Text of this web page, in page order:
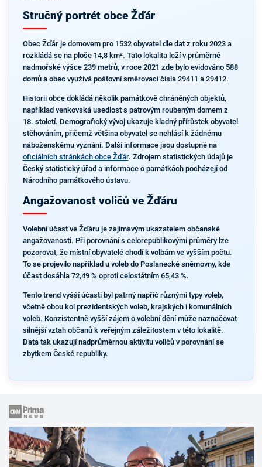
Stručný portrét obce Žďár
Obec Žďár je domovem pro 1532 obyvatel dle dat z roku 2023 a
rozkládá se na ploše 14,8 km². Tato lokalita leží v průměrné
nadmořské výšce 239 metrů, v roce 2021 zde bylo evidováno 588
domů a obec využívá poštovní směrovací čísla 29411 a 29412.
Historii obce dokládá několik památkově chráněných objektů,
například venkovská usedlost s patrovým roubeným domem z
18. století. Demografický vývoj ukazuje kladný přírůstek obyvatel
stěhováním, přičemž většina obyvatel se nehlásí k žádnému
náboženskému vyznání. Další informace jsou dostupné na
oficiálních stránkách obce Žďár. Zdrojem statistických údajů je
Český statistický úřad a informace o památkách pocházejí od
Národního památkového ústavu.
Angažovanost voličů ve Žďáru
Volební účast ve Žďáru je zajímavým ukazatelem občanské
angažovanosti. Při porovnání s celorepublikovými průměry lze
pozorovat, že místní obyvatelé chodí k volbám ve vyšším počtu.
To se projevilo například u voleb do Poslanecké sněmovny, kde
účast dosáhla 72,49 % oproti celostátním 65,43 %.
Tento trend vyšší účasti byl patrný napříč různými typy voleb,
včetně obou kol prezidentských voleb, krajských i komunálních
voleb. Konzistentně vyšší zájem o volební dění může naznačovat
silnější vztah občanů k veřejným záležitostem v této lokalitě.
Data tak ukazují nadprůměrnou aktivitu voličů v porovnání se
zbytkem České republiky.